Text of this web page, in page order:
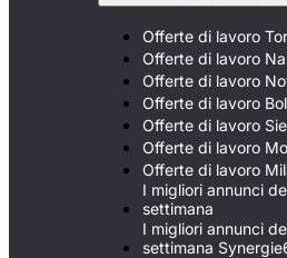
Offerte di lavoro
Offerte di lavoro
Offerte di lavoro
Offerte di lavoro
Offerte di lavoro
Offerte di lavoro
Offerte di lavoro
I migliori annunci
settimana
I migliori annunci
settimana